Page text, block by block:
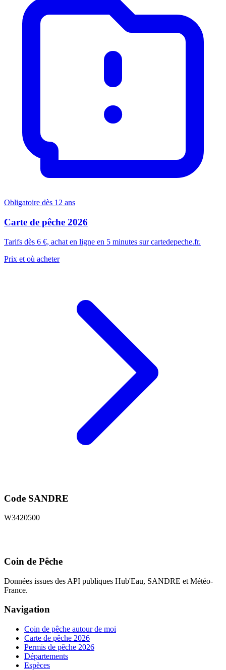
Obligatoire dès 12 ans
Carte de pêche 2026
Tarifs dès 6 €, achat en ligne en 5 minutes sur cartedepeche.fr.
Prix et où acheter
Code SANDRE
W3420500
Coin de Pêche
Données issues des API publiques Hub'Eau, SANDRE et Météo-
France.
Navigation
Coin de pêche autour de moi
Carte de pêche 2026
Permis de pêche 2026
Départements
Espèces